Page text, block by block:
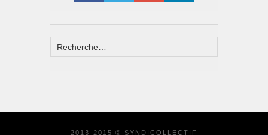
2013-2015 © SYNDICOLLECTIF